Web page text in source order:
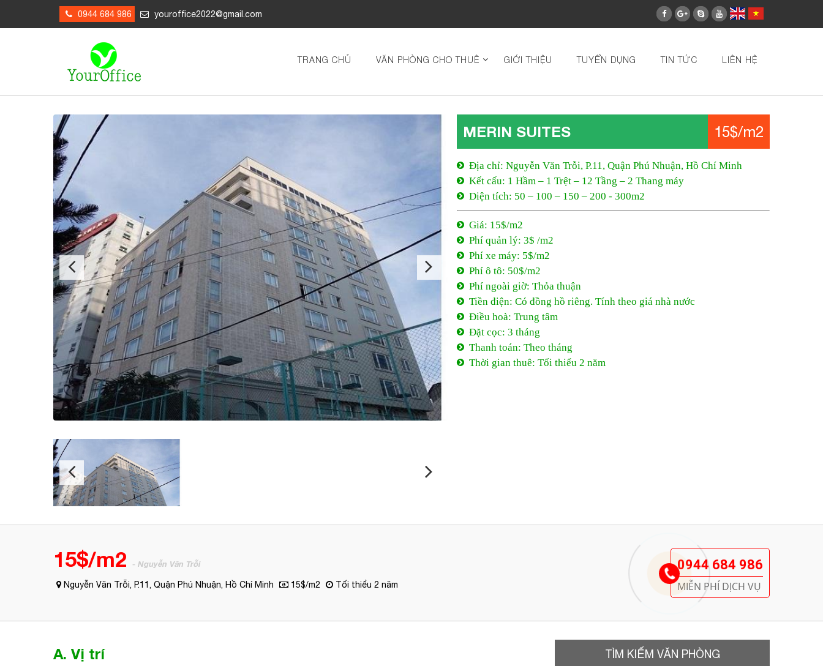
0944 684 986 youroffice2022@gmail.com
TRANG CHỦ VĂN PHÒNG CHO THUÊ GIỚI THIỆU TUYỂN DỤNG TIN TỨC LIÊN HỆ
MERIN SUITES 15$/m2
Địa chỉ: Nguyễn Văn Trỗi, P.11, Quận Phú Nhuận, Hồ Chí Minh
Kết cấu: 1 Hầm – 1 Trệt – 12 Tầng – 2 Thang máy
Diện tích: 50 – 100 – 150 – 200 - 300m2
Giá: 15$/m2
Phí quản lý: 3$ /m2
Phí xe máy: 5$/m2
Phí ô tô: 50$/m2
Phí ngoài giờ: Thỏa thuận
Tiền điện: Có đồng hồ riêng. Tính theo giá nhà nước
Điều hoà: Trung tâm
Đặt cọc: 3 tháng
Thanh toán: Theo tháng
Thời gian thuê: Tối thiểu 2 năm
15$/m2 - Nguyễn Văn Trỗi
Nguyễn Văn Trỗi, P.11, Quận Phú Nhuận, Hồ Chí Minh 15$/m2 Tối thiểu 2 năm
0944 684 986
MIỄN PHÍ DỊCH VỤ
TÌM KIẾM VĂN PHÒNG
A. Vị trí